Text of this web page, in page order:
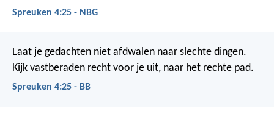
Spreuken 4:25 - NBG
Laat je gedachten niet afdwalen naar slechte dingen.
Kijk vastberaden recht voor je uit, naar het rechte pad.
Spreuken 4:25 - BB